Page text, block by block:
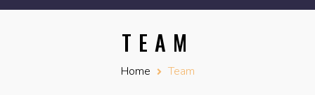
TEAM
Home Team